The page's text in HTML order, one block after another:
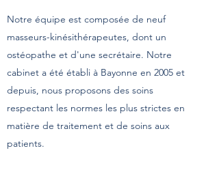
Notre équipe est composée de neuf
masseurs-kinésithérapeutes, dont un
ostéopathe et d'une secrétaire. Notre
cabinet a été établi à Bayonne en 2005 et
depuis, nous proposons des soins
respectant les normes les plus strictes en
matière de traitement et de soins aux
patients.